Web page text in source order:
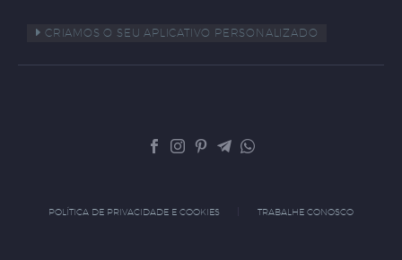
CRIAMOS O SEU APLICATIVO PERSONALIZADO
POLÍTICA DE PRIVACIDADE E COOKIES TRABALHE CONOSCO